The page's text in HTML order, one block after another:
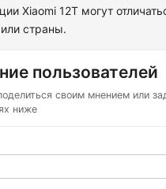
Xiaomi 12T могут
страны.
пользователей
своим мнением или
ниже